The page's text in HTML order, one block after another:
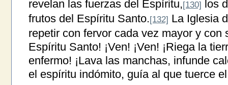
revelan las fuerzas del Espíritu,[130] los
frutos del Espíritu Santo.[132] La Iglesia
repetir con fervor cada vez mayor y con
Espíritu Santo! ¡Ven! ¡Ven! ¡Riega la
enfermo! ¡Lava las manchas, infunde
el espíritu indómito, guía al que tuerce